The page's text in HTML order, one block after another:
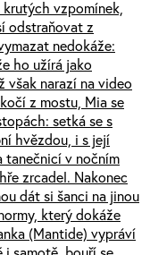
vzpomínek,
odstraňovat z
nedokáže:
ho užírá jako
narazí na video
z mostu, Mia se
setká se s
hvězdou, i s její
tanečnicí v nočním
zrcadel. Nakonec
dát si šanci na jinou
který dokáže
(Mantide) vypráví